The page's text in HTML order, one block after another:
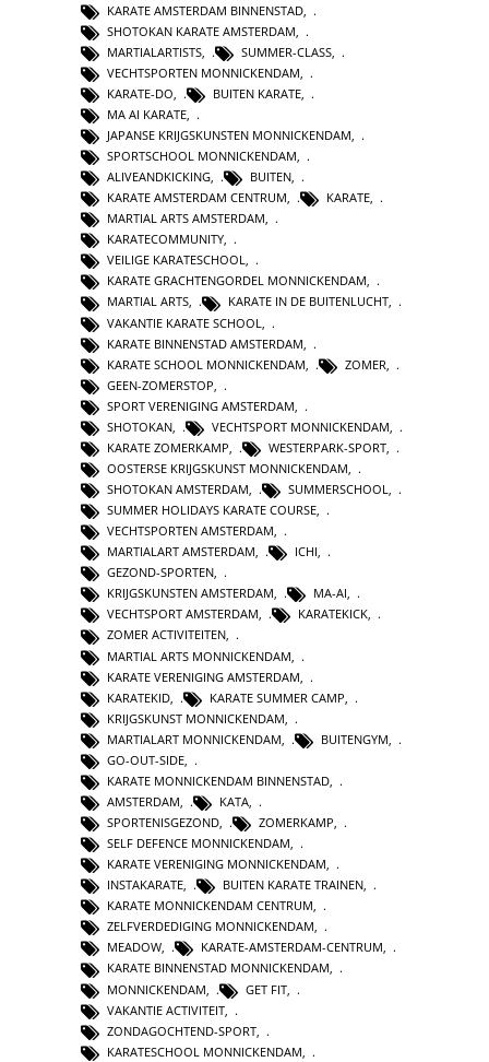
KARATE AMSTERDAM BINNENSTAD
SHOTOKAN KARATE AMSTERDAM
MARTIALARTISTS
SUMMER-CLASS
VECHTSPORTEN MONNICKENDAM
KARATE-DO
BUITEN KARATE
MA AI KARATE
JAPANSE KRIJGSKUNSTEN MONNICKENDAM
SPORTSCHOOL MONNICKENDAM,
ALIVEANDKICKING, BUITEN,
KARATE AMSTERDAM CENTRUM, KARATE,
MARTIAL ARTS AMSTERDAM,
KARATECOMMUNITY,
VEILIGE KARATESCHOOL,
KARATE GRACHTENGORDEL MONNICKENDAM,
MARTIAL ARTS, KARATE IN DE BUITENLUCHT,
VAKANTIE KARATE SCHOOL
KARATE BINNENSTAD AMSTERDAM
KARATE SCHOOL MONNICKENDAM
ZOMER
GEEN-ZOMERSTOP
SPORT VERENIGING AMSTERDAM
SHOTOKAN
VECHTSPORT MONNICKENDAM
KARATE ZOMERKAMP
WESTERPARK-SPORT
OOSTERSE KRIJGSKUNST MONNICKENDAM
SHOTOKAN AMSTERDAM, SUMMERSCHOOL,
SUMMER HOLIDAYS KARATE COURSE,
VECHTSPORTEN AMSTERDAM,
MARTIALART AMSTERDAM, ICHI,
GEZOND-SPORTEN,
KRIJGSKUNSTEN AMSTERDAM, MA-AI,
VECHTSPORT AMSTERDAM, KARATEKICK,
ZOMER ACTIVITEITEN,
MARTIAL ARTS MONNICKENDAM
KARATE VERENIGING AMSTERDAM
KARATEKID
KARATE SUMMER CAMP
KRIJGSKUNST MONNICKENDAM
MARTIALART MONNICKENDAM
BUITENGYM
GO-OUT-SIDE
KARATE MONNICKENDAM BINNENSTAD
AMSTERDAM
KATA
SPORTENISGEZOND, ZOMERKAMP,
SELF DEFENCE MONNICKENDAM,
KARATE VERENIGING MONNICKENDAM,
INSTAKARATE, BUITEN KARATE TRAINEN,
KARATE MONNICKENDAM CENTRUM,
ZELFVERDEDIGING MONNICKENDAM,
MEADOW, KARATE-AMSTERDAM-CENTRUM,
KARATE BINNENSTAD MONNICKENDAM,
MONNICKENDAM
GET FIT
VAKANTIE ACTIVITEIT
ZONDAGOCHTEND-SPORT
KARATESCHOOL MONNICKENDAM